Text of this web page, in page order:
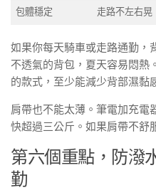
包體穩定 走路不左右晃
如果你每天騎車或走路通勤，
不透氣的背包，夏天容易悶熱
的款式，至少能減少背部濕黏
肩帶也不能太薄。筆電加充電
快超過三公斤。如果肩帶不舒
第六個重點，防潑
勤